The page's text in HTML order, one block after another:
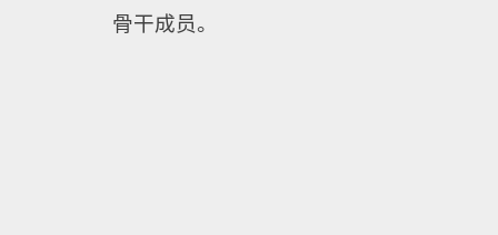
骨干成员。